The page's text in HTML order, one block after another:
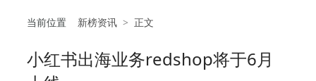
当前位置 新榜资讯 > 正文
小红书出海业务redshop将于6月